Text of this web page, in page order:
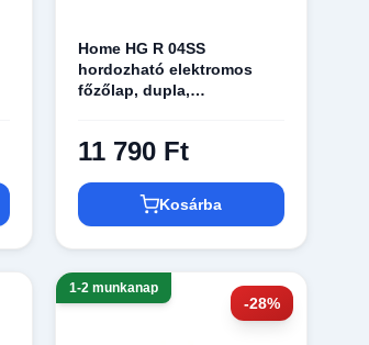
Home HG R 04SS
hordozható elektromos
főzőlap, dupla,
főzőfelület, rozsdamentes
11 790 Ft
Kosárba
-28%
1-2 munkanap